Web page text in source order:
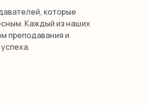
которые
Каждый из наших
преподавания и